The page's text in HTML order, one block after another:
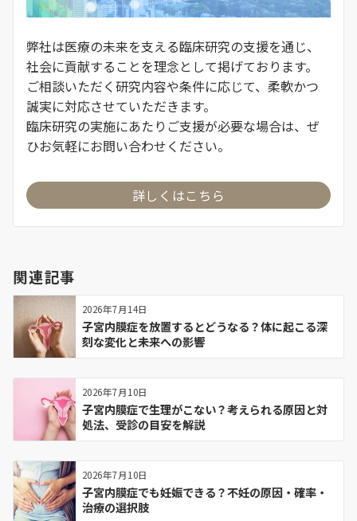
弊社は医療の未来を支える臨床研究の支援を通じ、
社会に貢献することを理念として掲げております。
ご相談いただく研究内容や条件に応じて、柔軟かつ
誠実に対応させていただきます。
臨床研究の実施にあたりご支援が必要な場合は、ぜ
ひお気軽にお問い合わせください。
詳しくはこちら
関連記事
2026年7月14日
子宮内膜症を放置するとどうなる？体に起こる深
刻な変化と未来への影響
2026年7月10日
子宮内膜症で生理がこない？考えられる原因と対
処法、受診の目安を解説
2026年7月10日
子宮内膜症でも妊娠できる？不妊の原因・確率・
治療の選択肢